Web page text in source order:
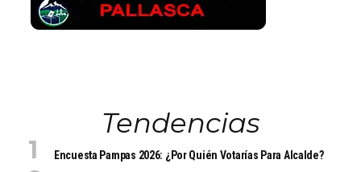
Tendencias
Encuesta Pampas 2026: ¿Por Quién Votarías Para Alcalde?